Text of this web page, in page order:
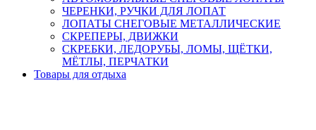
ЧЕРЕНКИ, РУЧКИ ДЛЯ ЛОПАТ
ЛОПАТЫ СНЕГОВЫЕ МЕТАЛЛИЧЕСКИЕ
СКРЕПЕРЫ, ДВИЖКИ
СКРЕБКИ, ЛЕДОРУБЫ, ЛОМЫ, ЩЁТКИ,
МЁТЛЫ, ПЕРЧАТКИ
Товары для отдыха